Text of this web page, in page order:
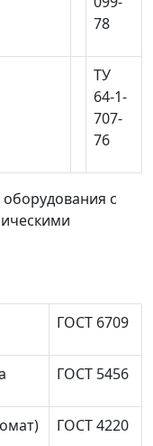
78
ТУ
64-1-
707-
76
с
ГОСТ 6709
ГОСТ 5456
ГОСТ 4220